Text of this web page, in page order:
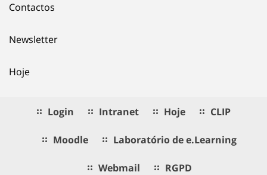
Contactos
Newsletter
Hoje
Login Intranet Hoje CLIP
Moodle Laboratório de e.Learning
Webmail RGPD